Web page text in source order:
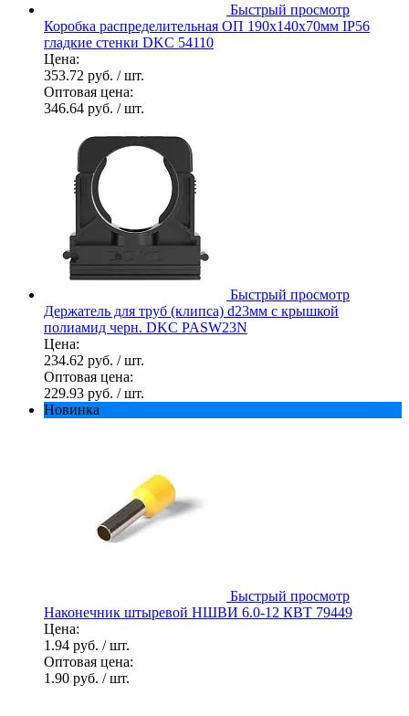
Быстрый просмотр
Коробка распределительная ОП 190х140х70мм IP56
гладкие стенки DKC 54110
Цена:
353.72 руб. / шт.
Оптовая цена:
346.64 руб. / шт.
Быстрый просмотр
Держатель для труб (клипса) d23мм с крышкой
полиамид черн. DKC PASW23N
Цена:
234.62 руб. / шт.
Оптовая цена:
229.93 руб. / шт.
Новинка
Быстрый просмотр
Наконечник штыревой НШВИ 6.0-12 КВТ 79449
Цена:
1.94 руб. / шт.
Оптовая цена:
1.90 руб. / шт.